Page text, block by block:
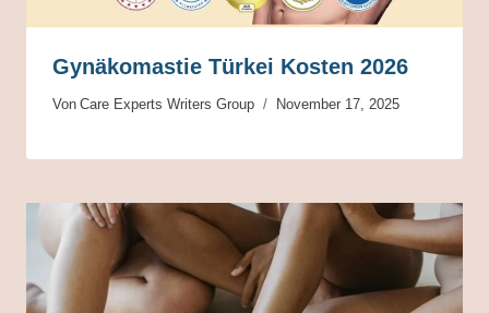
Gynäkomastie Türkei Kosten 2026
Von Care Experts Writers Group November 17, 2025